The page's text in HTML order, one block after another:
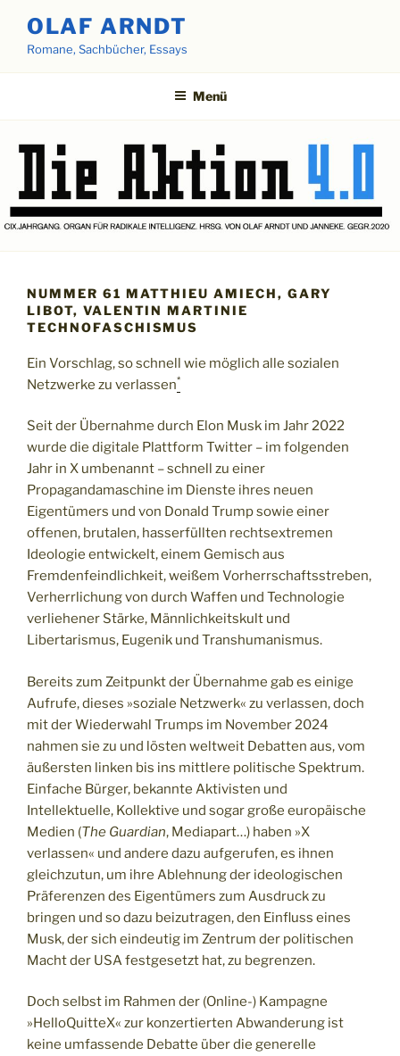
Inhalt
springen
OLAF ARNDT
Romane, Sachbücher, Essays
Menü
NUMMER 61 MATTHIEU AMIECH, GARY
LIBOT, VALENTIN MARTINIE
TECHNOFASCHISMUS
Ein Vorschlag, so schnell wie möglich alle sozialen
Netzwerke zu verlassen*
Seit der Übernahme durch Elon Musk im Jahr 2022
wurde die digitale Plattform Twitter – im folgenden
Jahr in X umbenannt – schnell zu einer
Propagandamaschine im Dienste ihres neuen
Eigentümers und von Donald Trump sowie einer
offenen, brutalen, hasserfüllten rechtsextremen
Ideologie entwickelt, einem Gemisch aus
Fremdenfeindlichkeit, weißem Vorherrschaftsstreben,
Verherrlichung von durch Waffen und Technologie
verliehener Stärke, Männlichkeitskult und
Libertarismus, Eugenik und Transhumanismus.
Bereits zum Zeitpunkt der Übernahme gab es einige
Aufrufe, dieses »soziale Netzwerk« zu verlassen, doch
mit der Wiederwahl Trumps im November 2024
nahmen sie zu und lösten weltweit Debatten aus, vom
äußersten linken bis ins mittlere politische Spektrum.
Einfache Bürger, bekannte Aktivisten und
Intellektuelle, Kollektive und sogar große europäische
Medien (The Guardian, Mediapart…) haben »X
verlassen« und andere dazu aufgerufen, es ihnen
gleichzutun, um ihre Ablehnung der ideologischen
Präferenzen des Eigentümers zum Ausdruck zu
bringen und so dazu beizutragen, den Einfluss eines
Musk, der sich eindeutig im Zentrum der politischen
Macht der USA festgesetzt hat, zu begrenzen.
Doch selbst im Rahmen der (Online-) Kampagne
»HelloQuitteX« zur konzertierten Abwanderung ist
keine umfassende Debatte über die generelle